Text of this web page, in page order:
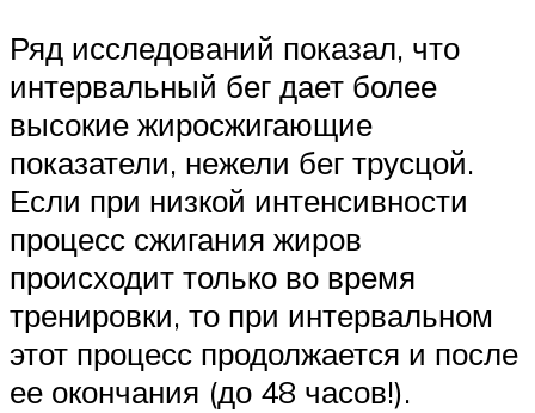
Ряд исследований показал, что
интервальный бег дает более
высокие жиросжигающие
показатели, нежели бег трусцой.
Если при низкой интенсивности
процесс сжигания жиров
происходит только во время
тренировки, то при интервальном
этот процесс продолжается и после
ее окончания (до 48 часов!).